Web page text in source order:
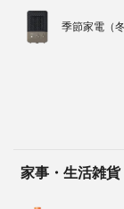
季節家電（冬
家事・生活雑貨